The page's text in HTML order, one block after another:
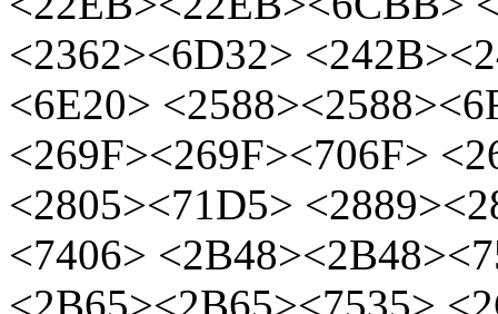
<2362><6D32>
<6E20>
<269F><269F><706F>
<2805><71D5>
<7406>